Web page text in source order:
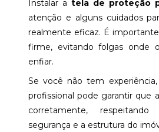
Instalar a tela de proteção
atenção e alguns cuidados
realmente eficaz. É
firme, evitando folgas onde
enfiar.
Se você não tem
profissional pode garantir que
corretamente,
segurança e a estrutura do